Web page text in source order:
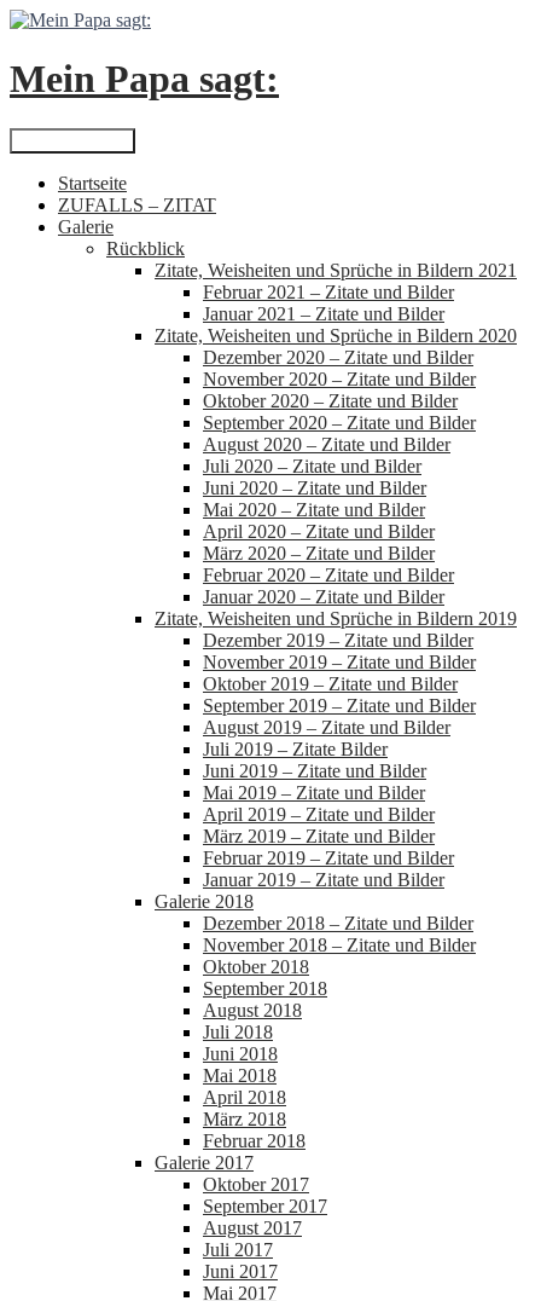
Zum
springen
Mein Papa sagt:
Suchen
Startseite
ZUFALLS – ZITAT
Galerie
Rückblick
Zitate, Weisheiten und Sprüche in Bildern 2021
Februar 2021 – Zitate und Bilder
Januar 2021 – Zitate und Bilder
Zitate, Weisheiten und Sprüche in Bildern 2020
Dezember 2020 – Zitate und Bilder
November 2020 – Zitate und Bilder
Oktober 2020 – Zitate und Bilder
September 2020 – Zitate und Bilder
August 2020 – Zitate und Bilder
Juli 2020 – Zitate und Bilder
Juni 2020 – Zitate und Bilder
Mai 2020 – Zitate und Bilder
April 2020 – Zitate und Bilder
März 2020 – Zitate und Bilder
Februar 2020 – Zitate und Bilder
Januar 2020 – Zitate und Bilder
Zitate, Weisheiten und Sprüche in Bildern 2019
Dezember 2019 – Zitate und Bilder
November 2019 – Zitate und Bilder
Oktober 2019 – Zitate und Bilder
September 2019 – Zitate und Bilder
August 2019 – Zitate und Bilder
Juli 2019 – Zitate Bilder
Juni 2019 – Zitate und Bilder
Mai 2019 – Zitate und Bilder
April 2019 – Zitate und Bilder
März 2019 – Zitate und Bilder
Februar 2019 – Zitate und Bilder
Januar 2019 – Zitate und Bilder
Galerie 2018
Dezember 2018 – Zitate und Bilder
November 2018 – Zitate und Bilder
Oktober 2018
September 2018
August 2018
Juli 2018
Juni 2018
Mai 2018
April 2018
März 2018
Februar 2018
Galerie 2017
Oktober 2017
September 2017
August 2017
Juli 2017
Juni 2017
Mai 2017